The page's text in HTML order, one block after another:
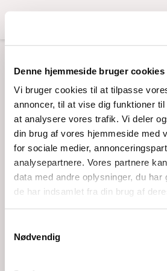
Denne hjemmeside bruger cookies
Vi bruger cookies til at tilpasse
annoncer, til at vise dig funktioner
at analysere vores trafik. Vi deler
din brug af vores hjemmeside med
for sociale medier,
analysepartnere. Vores partnere
data med andre oplysninger, du har
de har indsamlet fra din brug af
Nødvendig
KÆRLIG
HADET
16.08.2023 · Kl.